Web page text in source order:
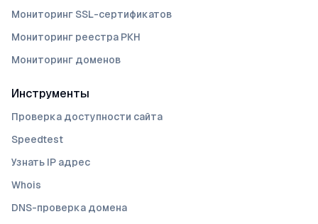
Мониторинг SSL-сертификатов
Мониторинг реестра РКН
Мониторинг доменов
Инструменты
Проверка доступности сайта
Speedtest
Узнать IP адрес
Whois
DNS-проверка домена